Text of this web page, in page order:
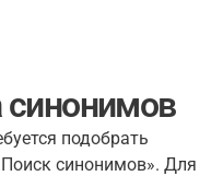
синонимов
подобрать
синонимов». Для